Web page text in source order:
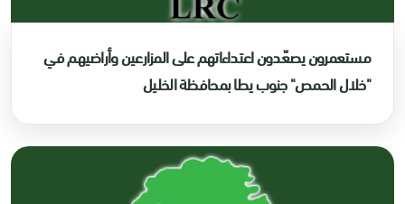
مستعمرون يصعّدون اعتداءاتهم على المزارعين وأراضيهم في
"خلال الحمص" جنوب يطا بمحافظة الخليل